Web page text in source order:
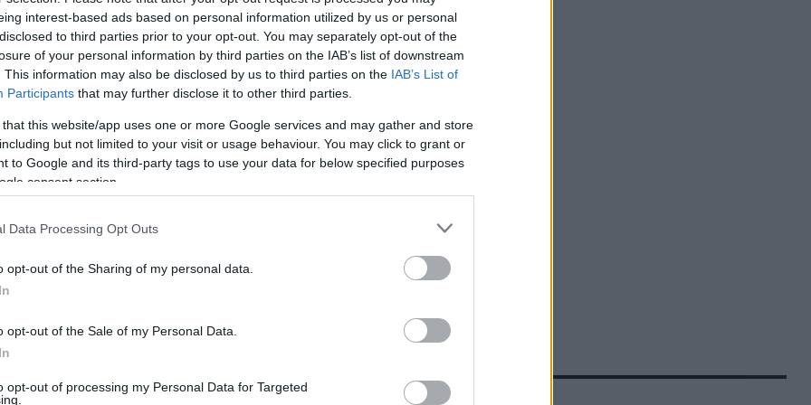
interest-based ads based on personal information utilized by us or personal
to third parties prior to your opt-out. You may separately opt-out of the
of your personal information by third parties on the IAB’s list of downstream
This information may also be disclosed by us to third parties on the IAB’s List of
Participants that may further disclose it to other third parties.
that this website/app uses one or more Google services and may gather and store
but not limited to your visit or usage behaviour. You may click to grant or
to Google and its third-party tags to use your data for below specified purposes
consent section.
Data Processing Opt Outs
opt-out of the Sharing of my personal data.
opt-out of the Sale of my Personal Data.
opt-out of processing my Personal Data for Targeted
a küzdősportok világában, ennek ellenére már az első
magabiztosságot kapott, amit korábban sosem érzett a
egy ilyen vadabb oldalam” – fogalmazott. Az elmúlt
riad vissza, ugyanis minden egyes ütés arra motiválja, hogy